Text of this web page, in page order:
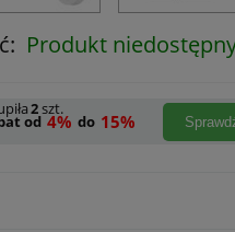
Produkt
2szt.
od 4% do 15%